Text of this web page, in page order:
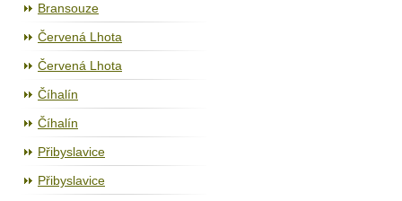
Bransouze
Červená Lhota
Červená Lhota
Číhalín
Číhalín
Přibyslavice
Přibyslavice